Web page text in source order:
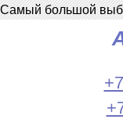
Самый большой